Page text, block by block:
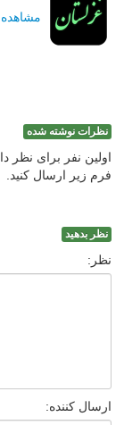
مشاهده
نظرات نوشته شده
اولین نفر برای نظر
فرم زیر ارسال کنید.
نظر بدهید
نظر:
ارسال کننده: